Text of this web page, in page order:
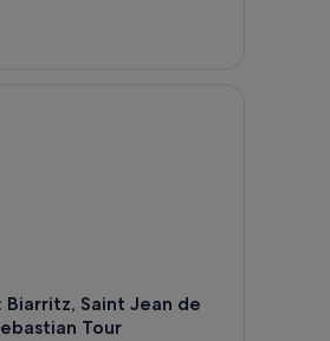
Biarritz, Saint Jean de
Tour